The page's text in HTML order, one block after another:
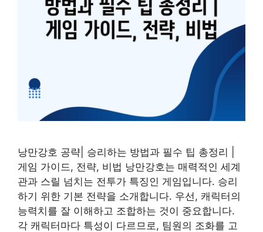
낭만강호 공략| 승리하는 방법과 필수 팁 총정리 |
게임 가이드, 전략, 비법 낭만강호는 매력적인 세계
관과 스릴 넘치는 전투가 특징인 게임입니다. 승리
하기 위한 기본 전략을 소개합니다. 우선, 캐릭터의
능력치를 잘 이해하고 조합하는 것이 중요합니다.
각 캐릭터마다 특성이 다르므로, 팀원의 조화를 고